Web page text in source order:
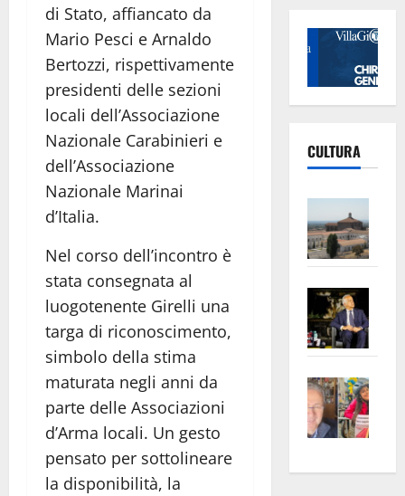
di Stato, affiancato da
Mario Pesci e Arnaldo
Bertozzi, rispettivamente
presidenti delle sezioni
locali dell’Associazione
Nazionale Carabinieri e
dell’Associazione
Nazionale Marinai
d’Italia.
Nel corso dell’incontro è
stata consegnata al
luogotenente Girelli una
targa di riconoscimento,
simbolo della stima
maturata negli anni da
parte delle Associazioni
d’Arma locali. Un gesto
pensato per sottolineare
la disponibilità, la
CULTURA
euro
apre